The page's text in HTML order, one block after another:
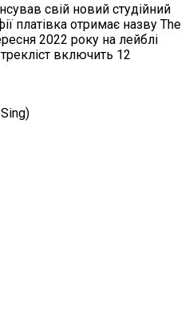
свій новий студійний
платівка отримає назву The
2022 року на лейблі
включить 12